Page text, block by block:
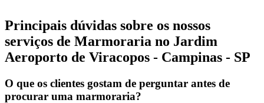
Principais dúvidas sobre os nossos
serviços de Marmoraria no Jardim
Aeroporto de Viracopos - Campinas - SP
O que os clientes gostam de perguntar antes de
procurar uma marmoraria?